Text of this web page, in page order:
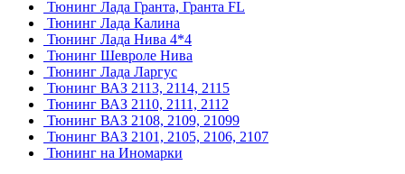
Тюнинг Лада Гранта, Гранта FL
Тюнинг Лада Калина
Тюнинг Лада Нива 4*4
Тюнинг Шевроле Нива
Тюнинг Лада Ларгус
Тюнинг ВАЗ 2113, 2114, 2115
Тюнинг ВАЗ 2110, 2111, 2112
Тюнинг ВАЗ 2108, 2109, 21099
Тюнинг ВАЗ 2101, 2105, 2106, 2107
Тюнинг на Иномарки